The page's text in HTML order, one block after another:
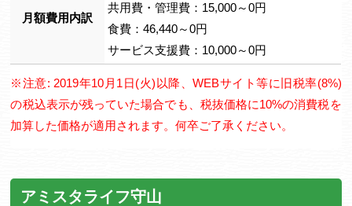
月額費用内訳
共用費・管理費：15,000～0円
食費：46,440～0円
サービス支援費：10,000～0円
※注意: 2019年10月1日(火)以降、WEBサイト等に旧税率(8%)
の税込表示が残っていた場合でも、税抜価格に10%の消費税を
加算した価格が適用されます。何卒ご了承ください。
アミスタライフ守山